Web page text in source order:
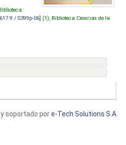
Biblioteca
617.9 / S399p-06 ] (1), Biblioteca Ciencias de la
y soportado pore-Tech Solutions S.A